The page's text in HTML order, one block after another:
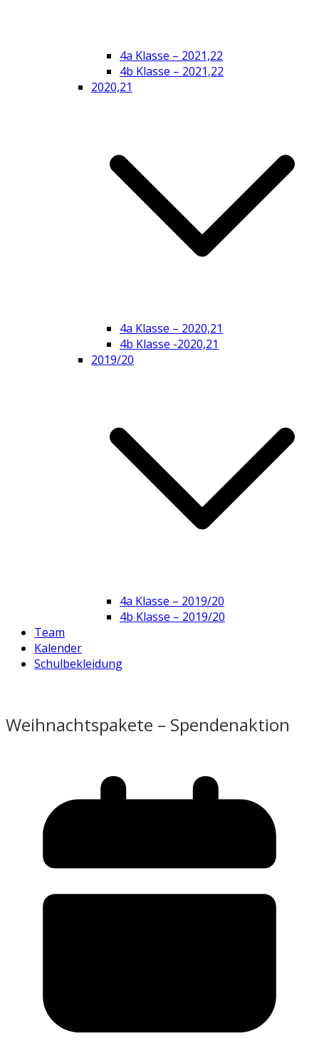
4a Klasse – 2021,22
4b Klasse – 2021,22
2020,21
4a Klasse – 2020,21
4b Klasse -2020,21
2019/20
4a Klasse – 2019/20
4b Klasse – 2019/20
Team
Kalender
Schulbekleidung
Weihnachtspakete – Spendenaktion